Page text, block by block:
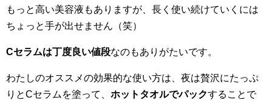
もっと高い美容液もありますが、長く使い続けていくには
ちょっと手が出せません（笑）
Cセラムは丁度良い値段なのもありがたいです。
わたしのオススメの効果的な使い方は、夜は贅沢にたっぷ
りとCセラムを塗って、 ホットタオルでパックすることで